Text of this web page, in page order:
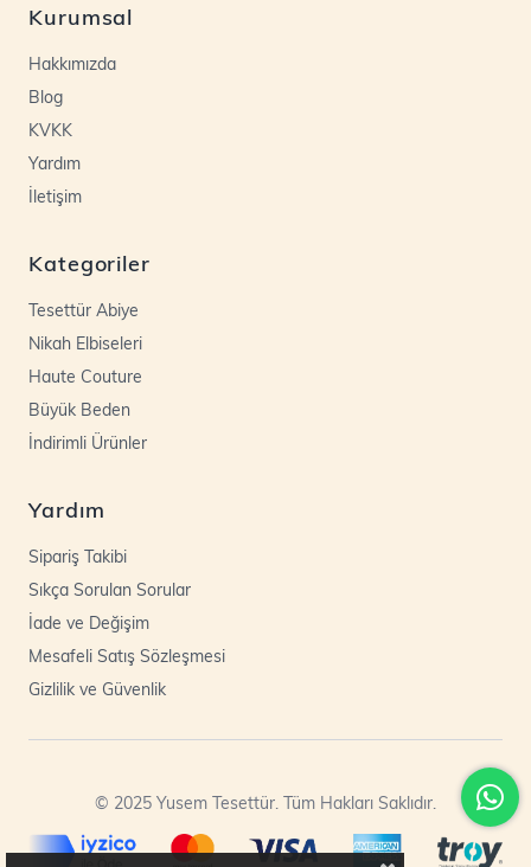
Kurumsal
Hakkımızda
Blog
KVKK
Yardım
İletişim
Kategoriler
Tesettür Abiye
Nikah Elbiseleri
Haute Couture
Büyük Beden
İndirimli Ürünler
Yardım
Sipariş Takibi
Sıkça Sorulan Sorular
İade ve Değişim
Mesafeli Satış Sözleşmesi
Gizlilik ve Güvenlik
© 2025 Yusem Tesettür. Tüm Hakları Saklıdır.